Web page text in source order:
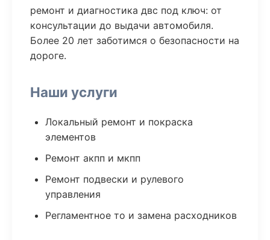
ремонт и диагностика двс под ключ: от
консультации до выдачи автомобиля.
Более 20 лет заботимся о безопасности на
дороге.
Наши услуги
Локальный ремонт и покраска
элементов
Ремонт акпп и мкпп
Ремонт подвески и рулевого
управления
Регламентное то и замена расходников